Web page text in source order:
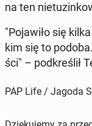
na ten
"Po­ja­wi­ło się
kim się to
ści" – pod­kre­ślił
PAP Life / Jagoda